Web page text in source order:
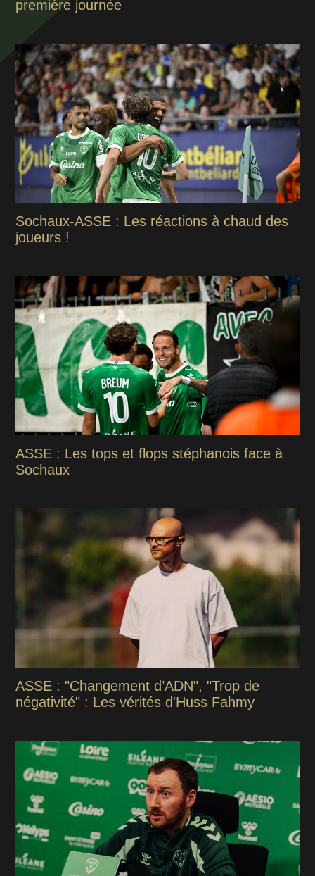
première journée
Sochaux-ASSE : Les réactions à chaud des
joueurs !
ASSE : Les tops et flops stéphanois face à
Sochaux
ASSE : "Changement d’ADN", "Trop de
négativité" : Les vérités d'Huss Fahmy